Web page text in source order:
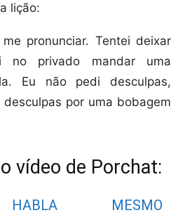
lição:
pronunciar. Tentei deixar
no privado mandar uma
Eu não pedi desculpas,
por uma bobagem
vídeo de Porchat:
MESMO